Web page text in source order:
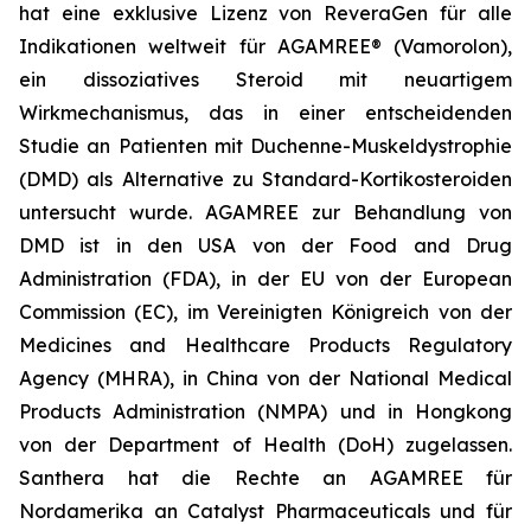
hat eine exklusive Lizenz von ReveraGen für alle
Indikationen weltweit für AGAMREE® (Vamorolon),
ein dissoziatives Steroid mit neuartigem
Wirkmechanismus, das in einer entscheidenden
Studie an Patienten mit Duchenne-Muskeldystrophie
(DMD) als Alternative zu Standard-Kortikosteroiden
untersucht wurde. AGAMREE zur Behandlung von
DMD ist in den USA von der Food and Drug
Administration (FDA), in der EU von der European
Commission (EC), im Vereinigten Königreich von der
Medicines and Healthcare Products Regulatory
Agency (MHRA), in China von der National Medical
Products Administration (NMPA) und in Hongkong
von der Department of Health (DoH) zugelassen.
Santhera hat die Rechte an AGAMREE für
Nordamerika an Catalyst Pharmaceuticals und für